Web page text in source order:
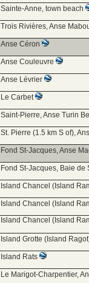
Sainte-Anne, town beach
Trois Rivières, Anse
Anse Céron
Anse Couleuvre
Anse Lévrier
Le Carbet
Saint-Pierre, Anse Turin
St. Pierre (1.5 km S of),
Fond St-Jacques, Anse
Fond St-Jacques, Baie de
Island Chancel (Island
Island Chancel (Island
Island Chancel (Island
Island Grotte (Island
Island Rats
Le Marigot-Charpentier,